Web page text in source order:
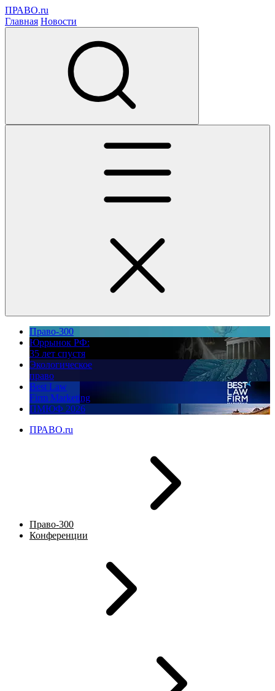
ПРАВО.ru
Главная Новости
Право-300
Юррынок РФ:
35 лет спустя
Экологическое
право
Best Law
Firm Marketing
ПМЮФ 2026
ПРАВО.ru
Право-300
Конференции